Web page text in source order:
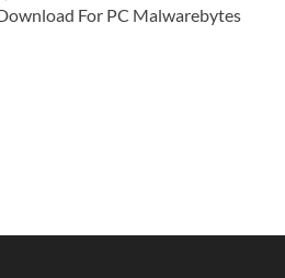
For PC Malwarebytes